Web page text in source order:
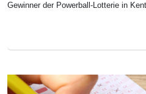
Gewinner der Powerball-Lotterie in